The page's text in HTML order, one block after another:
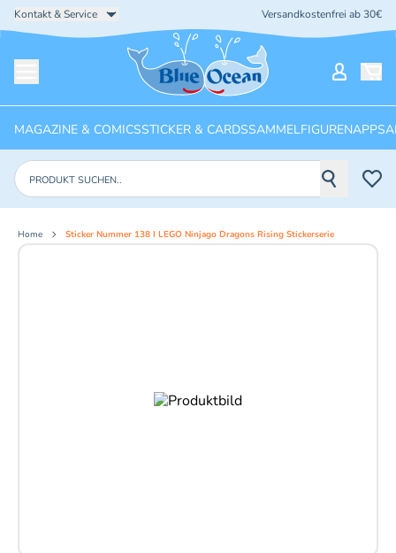
Kontakt & Service Versandkostenfrei ab 30€
Startseite
MAGAZINE & COMICSSTICKER & CARDSSAMMELFIGURENAPPS
Produkte suchen
Home Sticker Nummer 138 I LEGO Ninjago Dragons Rising Stickerserie